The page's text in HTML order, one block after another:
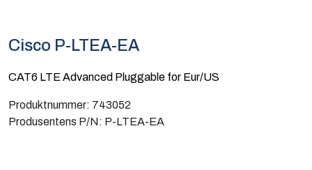
Cisco P-LTEA-EA
CAT6 LTE Advanced Pluggable for Eur/US
Produktnummer: 743052
Produsentens P/N: P-LTEA-EA
Kurs og eventer
Infosenter